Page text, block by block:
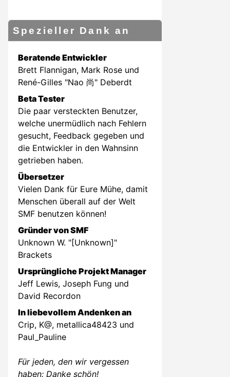
Spezieller Dank an
Beratende Entwickler
Brett Flannigan, Mark Rose und
René-Gilles "Nao 尚" Deberdt
Beta Tester
Die paar versteckten Benutzer,
welche unermüdlich nach Fehlern
gesucht, Feedback gegeben und
die Entwickler in den Wahnsinn
getrieben haben.
Übersetzer
Vielen Dank für Eure Mühe, damit
Menschen überall auf der Welt
SMF benutzen können!
Gründer von SMF
Unknown W. "[Unknown]"
Brackets
Ursprüngliche Projekt Manager
Jeff Lewis, Joseph Fung und
David Recordon
In liebevollem Andenken an
Crip, K@, metallica48423 und
Paul_Pauline
Für jeden, den wir vergessen
haben: Danke schön!